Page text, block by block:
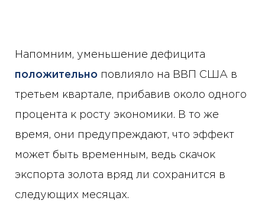
Напомним, уменьшение дефицита
положительно повлияло на ВВП США в
третьем квартале, прибавив около одного
процента к росту экономики. В то же
время, они предупреждают, что эффект
может быть временным, ведь скачок
экспорта золота вряд ли сохранится в
следующих месяцах.